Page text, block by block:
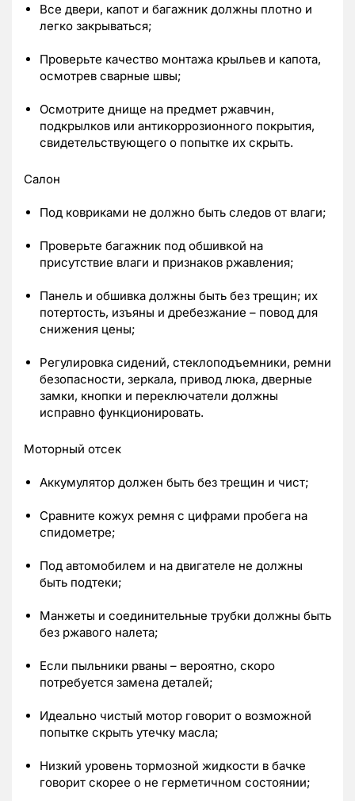
Все двери, капот и багажник должны плотно и
легко закрываться;
Проверьте качество монтажа крыльев и капота,
осмотрев сварные швы;
Осмотрите днище на предмет ржавчин,
подкрылков или антикоррозионного покрытия,
свидетельствующего о попытке их скрыть.
Салон
Под ковриками не должно быть следов от влаги;
Проверьте багажник под обшивкой на
присутствие влаги и признаков ржавления;
Панель и обшивка должны быть без трещин; их
потертость, изъяны и дребезжание – повод для
снижения цены;
Регулировка сидений, стеклоподъемники, ремни
безопасности, зеркала, привод люка, дверные
замки, кнопки и переключатели должны
исправно функционировать.
Моторный отсек
Аккумулятор должен быть без трещин и чист;
Сравните кожух ремня с цифрами пробега на
спидометре;
Под автомобилем и на двигателе не должны
быть подтеки;
Манжеты и соединительные трубки должны быть
без ржавого налета;
Если пыльники рваны – вероятно, скоро
потребуется замена деталей;
Идеально чистый мотор говорит о возможной
попытке скрыть утечку масла;
Низкий уровень тормозной жидкости в бачке
говорит скорее о не герметичном состоянии;